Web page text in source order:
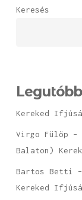
Keresés
Kereked
Virgo Fülöp
Balaton)
Bartos Betti –
Kereked